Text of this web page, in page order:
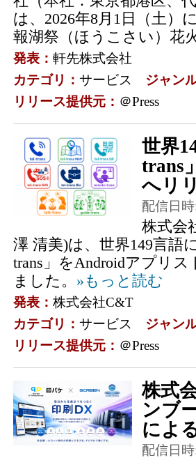
は、2026年8月1日（土）
報湖祭（ほうこさい）花
発表： 軒先株式会社
カテゴリ： サービス ジャンル
リリース提供元： ＠Press
世界
trans
へリ
配信日
株式会
澤 清美)は、世界149言語
trans」をAndroidアプリ
ました。 »もっと読む
発表： 株式会社C&T
カテゴリ： サービス ジャンル
リリース提供元： ＠Press
株式
ンブ
によ
配信日